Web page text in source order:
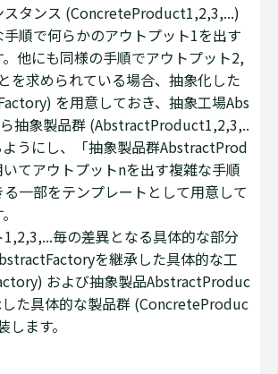
スタンス (ConcreteProduct1,2,3,...)
順で何らかのアウトプット1を出す
他にも同様の手順でアウトプット2,
を求められている場合、抽象化した
を用意しておき、抽象工場Abs
抽象製品群 (AbstractProduct1,2,3,..
うにし、「抽象製品群AbstractProd
てアウトプットnを出す複雑な手順
る一部をテンプレートとして用意して
毎の差異となる具体的な部分
を継承した具体的な工
および抽象製品AbstractProduc
た具体的な製品群 (ConcreteProduc
ます。